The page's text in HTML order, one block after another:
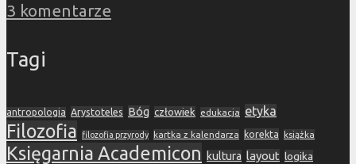
3 komentarze
Tagi
antropologia Arystoteles Bóg człowiek edukacja etyka
Filozofia filozofia przyrody kartka z kalendarza korekta książka
Księgarnia Academicon kultura layout logika